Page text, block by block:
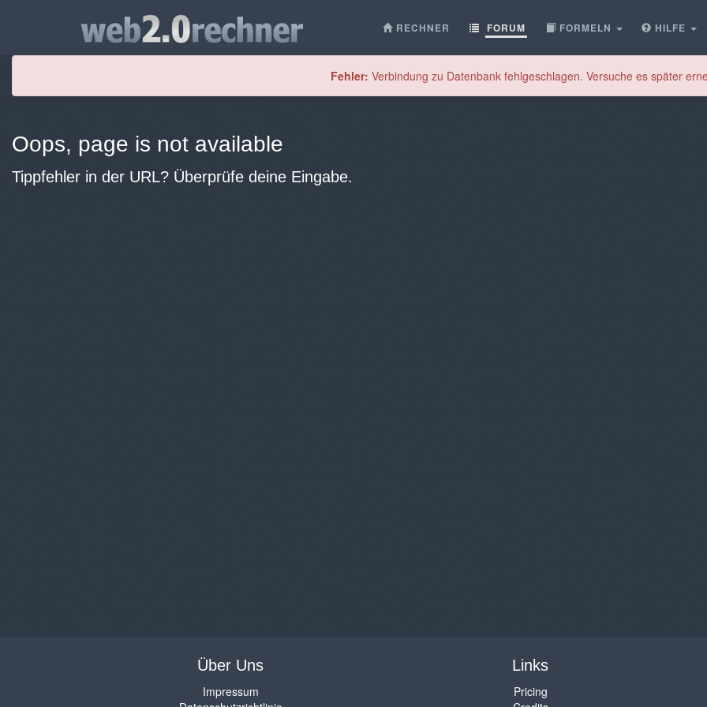
RECHNER FORUM FORMELN HILFE
Fehler: Verbindung zu Datenbank fehlgeschlagen. Versuche es später
Oops, page is not available
Tippfehler in der URL? Überprüfe deine Eingabe.
Über Uns
Impressum
Links
Pricing